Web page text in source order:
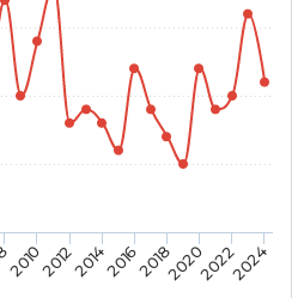
20102012201420162018202020222024